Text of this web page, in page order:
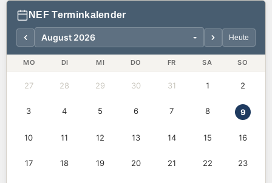
NEF Terminkalender
Heute
MO DI MI DO FR SA SO
27 28 29 30 31 1 2
3 4 5 6 7 8 9
10 11 12 13 14 15 16
17 18 19 20 21 22 23